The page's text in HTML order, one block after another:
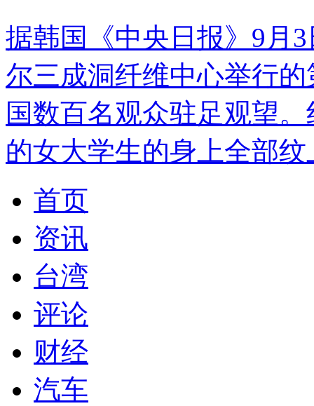
据韩国《中央日报》9月
尔三成洞纤维中心举行
国数百名观众驻足观望
的女大学生的身上全部
首页
资讯
台湾
评论
财经
汽车